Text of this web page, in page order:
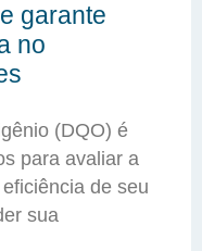
garante
no
(DQO) é
para avaliar a
de seu
sua